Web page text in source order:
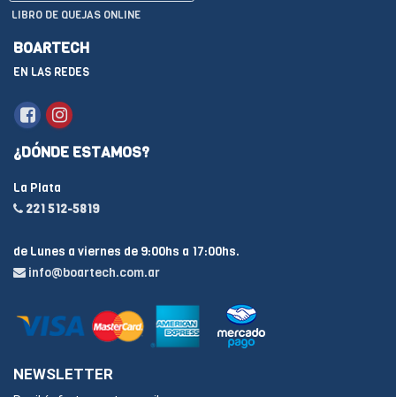
LIBRO DE QUEJAS ONLINE
BOARTECH
EN LAS REDES
¿DÓNDE ESTAMOS?
La Plata
221 512-5819
de Lunes a viernes de 9:00hs a 17:00hs.
info@boartech.com.ar
NEWSLETTER